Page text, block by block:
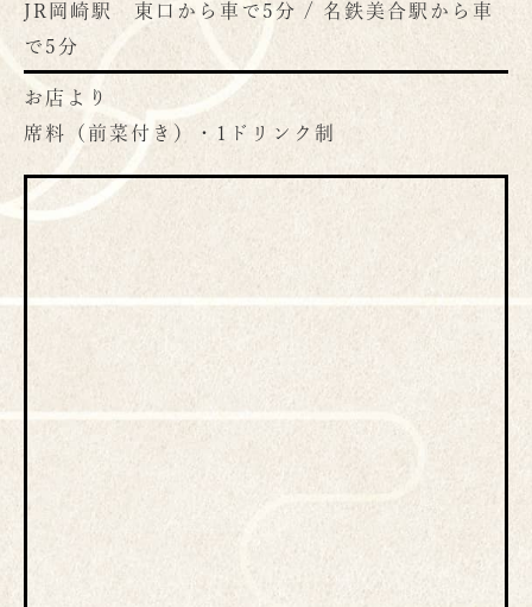
JR岡崎駅 東口から車で5分 / 名鉄美合駅から車
で5分
お店より
席料（前菜付き）・1ドリンク制